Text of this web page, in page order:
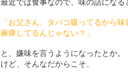
最近では食事なので、味の話になる
「お父さん、タバコ吸ってるから味
麻痺してるんじゃない？」
と、嫌味を言うようになったとか。
けど、そんなだからこそ、